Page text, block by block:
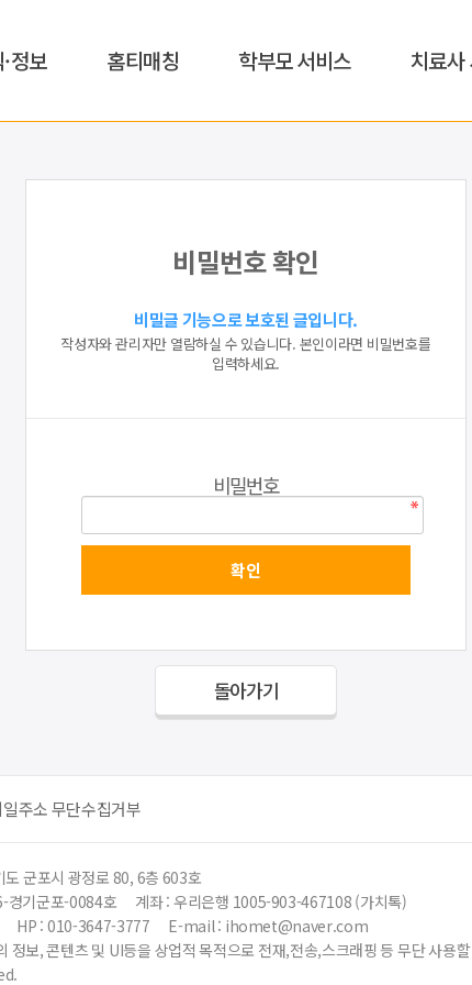
정보 홈티매칭 학부모 서비스 치료사
비밀번호 확인
비밀글 기능으로 보호된 글입니다.
작성자와 관리자만 열람하실 수 있습니다. 본인이라면 비밀번호를
입력하세요.
비밀번호
돌아가기
주소 무단수집거부
도 군포시 광정로 80, 6층 603호
경기군포-0084호
계좌 : 우리은행 1005-903-467108 (가치톡)
HP : 010-3647-3777
E-mail : ihomet@naver.com
정보, 콘텐츠 및 UI등을 상업적 목적으로 전재,전송,스크래핑 등 무단 사용